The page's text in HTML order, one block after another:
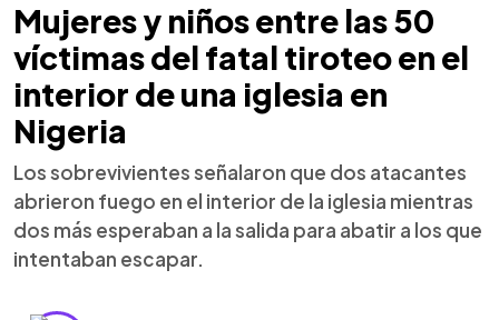
Mujeres y niños entre las 50
víctimas del fatal tiroteo en el
interior de una iglesia en
Nigeria
Los sobrevivientes señalaron que dos atacantes
abrieron fuego en el interior de la iglesia mientras
dos más esperaban a la salida para abatir a los que
intentaban escapar.